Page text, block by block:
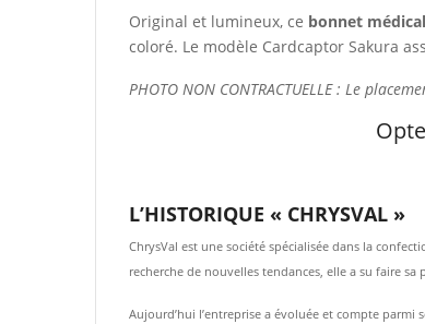
Original et lumineux, ce bonnet médical
coloré. Le modèle Cardcaptor Sakura
PHOTO NON CONTRACTUELLE : Le
L’HISTORIQUE « CHRYSVAL »
ChrysVal est une société spécialisée dans la
recherche de nouvelles tendances, elle a su faire sa
Aujourd’hui l’entreprise a évoluée et compte